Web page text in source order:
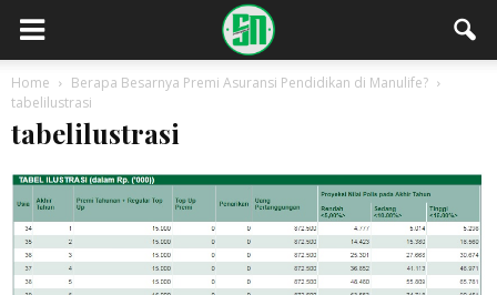
Home
Berapa Besarnya Premi Asuransi Pendidikan di Manulife?
tabelilustrasi
tabelilustrasi